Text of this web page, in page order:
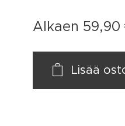
Alkaen 59,90
Lisää